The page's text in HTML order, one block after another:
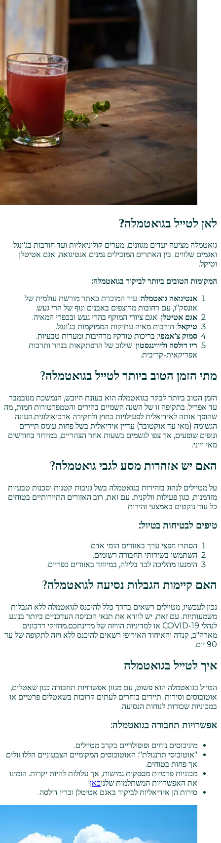
לאן לטייל בגואטמלה?
גואטמלה מציעה יעדים מגוונים, מערים קולוניאליות ועד חורבות בג'ונגל
ואגמים שלווים. בין האתרים המובילים נמנים אנטיגואה, אגם אטיטלן
וטיקל.
המקומות הטובים ביותר לביקור בגואטמלה:
אנטיגואה גואטמלה: עיר המוכרת כאתר מורשת עולמית של
אונסק"ו, עם רחובות מרוצפים באבנים ונוף של הרי געש.
אגם אטיטלן: אגם ציורי המוקף בהרי געש ובכפרי המאיה.
טיקאל: חורבות מאיה עתיקות הממוקמות בג'ונגל.
סמוק צ'אמפי: בריכות טורקיז מרהיבות ומערות טבעיות.
ריו דולסה וליווינגסטון: שילוב של הרפתקאות בנהר ותרבות
אפריקאית-קריבית.
מתי הזמן הטוב ביותר לטייל בגואטמלה?
הזמן הטוב ביותר לבקר בגואטמלה הוא בעונת היובש, הנמשכת מנובמבר
עד אפריל. בתקופה זו של השנה השמיים בהירים והטמפרטורות חמות, מה
שהופך אותה לאידיאלית לפעילויות בחוץ ולחקירה ארכיאולוגית.העונה
הגשומה (מאי עד אוקטובר) עדיין אידיאלית בשל פחות עומס תיירים
ונופים שופעים, אך צפו לגשמים בשעות אחר הצהריים, במיוחד בחודשים
מאי ויוני.
האם יש אזהרות מסע לגבי גואטמלה?
על מטיילים לנהוג בזהירות בגואטמלה בשל גניבות קטנות וסכנות טבעיות
מזדמנות, כגון פעילות וולקנית. עם זאת, רוב האזורים התיירותיים בטוחים
כל עוד נוקטים באמצעי זהירות.
טיפים לבטיחות בטיול:
הסתרו חפצי ערך באזורים הומי אדם.
השתמשו בשירותי תחבורה רשומים.
הימנעו מהליכה לבד בלילה, במיוחד באזורים כפריים.
האם קיימות הגבלות נסיעה לגואטמלה?
נכון לעכשיו, מטיילים רשאים בדרך כלל להיכנס לגואטמלה ללא הגבלות
משמעותיות. עם זאת, יש לוודא את תנאי הכניסה העדכניים ביותר בנוגע
לנהלי COVID-19 או למדיניות הוויזה של מדינתכם.
מחזיקי דרכונים
מארה"ב, קנדה והאיחוד האירופי רשאים להיכנס ללא ויזה לתקופה של עד
90 יום.
איך לטייל בגואטמלה
הטיול בגואטמלה הוא פשוט, עם מגוון אפשרויות תחבורה כגון שאטלים,
אוטובוסים וסירות. תיירים בוחרים לעתים קרובות בשאטלים פרטיים או
במכוניות שכורות לנוחות הנסיעה.
אפשרויות תחבורה בגואטמלה:
מיניבוסים נוחים ופופולריים בקרב מטיילים.
"אוטובוסי תרנגולת": האוטובוסים המקומיים הצבעוניים הללו זולים
אך פחות בטוחים.
מכוניות פרטיות מספקות גמישות, אך עלולות להיות יקרות. הזמינו
את האפשרויות המשתלמות שלנוכאן!
סירות הן אידיאליות לביקור באגם אטיטלן ובריו דולסה.